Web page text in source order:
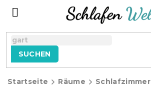
SUCHEN
Startseite Räume Schlafzimmer